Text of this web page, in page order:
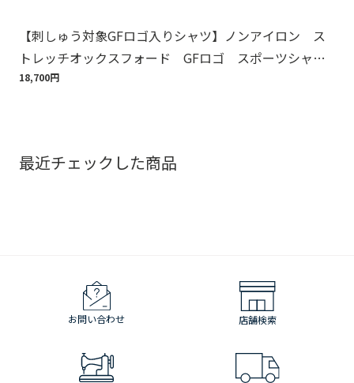
【刺しゅう対象GFロゴ入りシャツ】ノンアイロン ス
トレッチオックスフォード GFロゴ スポーツシャ
ツ Regular Fit
18,700円
最近チェックした商品
お問い合わせ 店舗検索